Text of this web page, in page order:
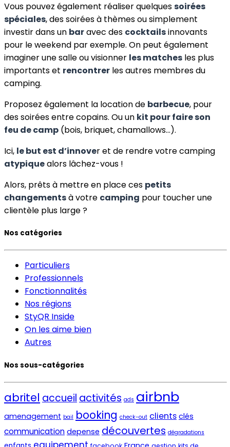
Vous pouvez également réaliser quelquessoirées
spéciales, des soirées à thèmes ou simplement
investir dans un baravec des cocktailsinnovants
pour le weekend par exemple. On peut également
imaginer une salle ou visionner les matches les plus
importants et rencontrer les autres membres du
camping.
Proposez également la location de barbecue, pour
des soirées entre copains. Ou un kit pour faire son
feu de camp (bois, briquet, chamallows…).
Ici, le but est d’innover et de rendre votre camping
atypiquealors lâchez-vous !
Alors, prêts à mettre en place ces petits
changementsà votre camping pour toucher une
clientèle plus large ?
Nos catégories
Particuliers
Professionnels
Fonctionnalités
Nos régions
StyQR Inside
On les aime bien
Autres
Nos sous-catégories
abritel accueil activités ads airbnb
amenagement bail booking check-out clients clés
communication depense découvertes dégradations